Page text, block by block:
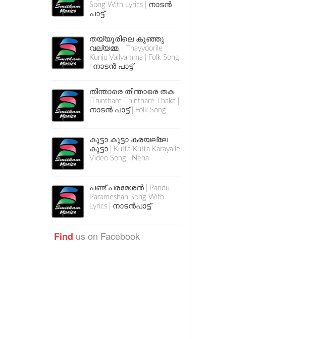
Song With Lyrics | നാടൻ
പാട്ട്
തയ്യൂരിലെ കുഞ്ഞു
വല്യമ്മ! | Thayyoorile
Kunju Vallyamma | Folk Song
| നാടൻ പാട്ട്
തിന്താരെ തിന്താരെ തക
|Thinthare Thinthare Thaka |
നാടൻ പാട്ട് | Folk Song
കുട്ടാ കുട്ടാ കരയല്ലേ
കുട്ടാ | Kutta Kutta Karayalle
Video Song | Neha
പണ്ട് പരമേശൻ | Pandu
Parameshan Song With
Lyrics | നാടൻപാട്ട്
Find us on Facebook